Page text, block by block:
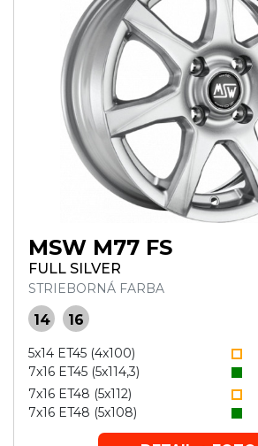
MSW M77 FS
FULL SILVER
STRIEBORNÁ FARBA
14 16
5x14 ET45 (4x100)
7x16 ET45 (5x114,3)
7x16 ET48 (5x112)
7x16 ET48 (5x108)